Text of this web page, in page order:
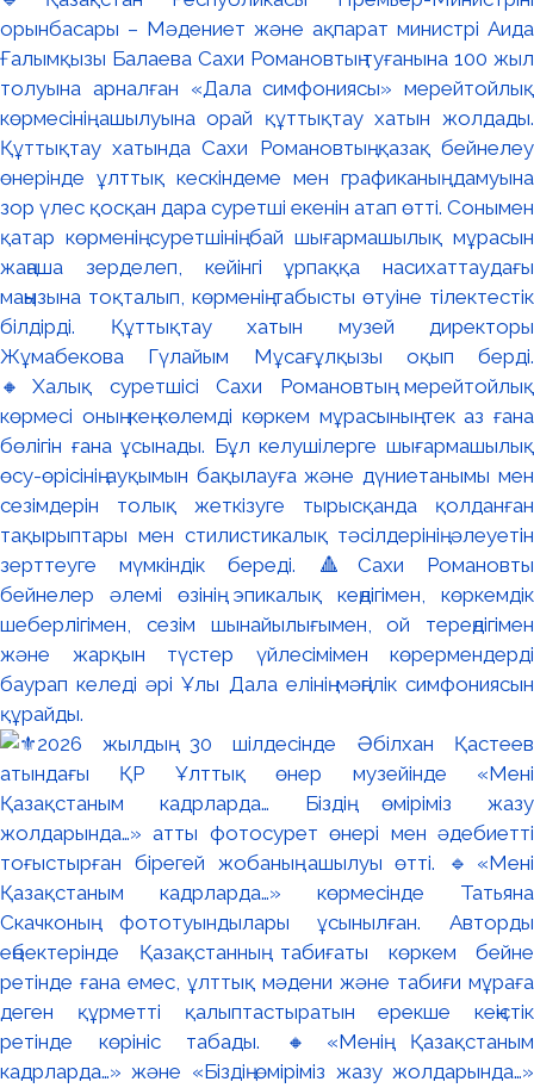
орынбасары – Мәдениет және ақпарат министрі Аида
Ғалымқызы Балаева Сахи Романовтың туғанына 100 жыл
толуына арналған «Дала симфониясы» мерейтойлық
көрмесінің ашылуына орай құттықтау хатын жолдады.
Құттықтау хатында Сахи Романовтың қазақ бейнелеу
өнерінде ұлттық кескіндеме мен графиканың дамуына
зор үлес қосқан дара суретші екенін атап өтті. Сонымен
қатар көрменің суретшінің бай шығармашылық мұрасын
жаңаша зерделеп, кейінгі ұрпаққа насихаттаудағы
маңызына тоқталып, көрменің табысты өтуіне тілектестік
білдірді. Құттықтау хатын музей директоры
Жұмабекова Гүлайым Мұсағұлқызы оқып берді.
🔸Халық суретшісі Сахи Романовтың мерейтойлық
көрмесі оның кең көлемді көркем мұрасының тек аз ғана
бөлігін ғана ұсынады. Бұл келушілерге шығармашылық
өсу-өрісінің ауқымын бақылауға және дүниетанымы мен
сезімдерін толық жеткізуге тырысқанда қолданған
тақырыптары мен стилистикалық тәсілдерінің әлеуетін
зерттеуге мүмкіндік береді. 🔺Сахи Романовтың
бейнелер әлемі өзінің эпикалық кеңдігімен, көркемдік
шеберлігімен, сезім шынайылығымен, ой тереңдігімен
және жарқын түстер үйлесімімен көрермендерді
баурап келеді әрі Ұлы Дала елінің мәңгілік симфониясын
құрайды.